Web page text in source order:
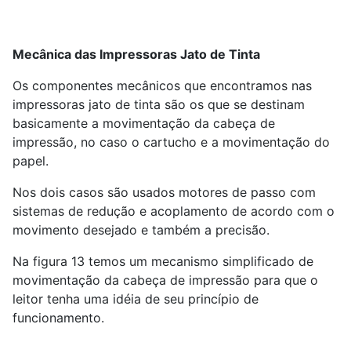
Mecânica das Impressoras Jato de Tinta
Os componentes mecânicos que encontramos nas
impressoras jato de tinta são os que se destinam
basicamente a movimentação da cabeça de
impressão, no caso o cartucho e a movimentação do
papel.
Nos dois casos são usados motores de passo com
sistemas de redução e acoplamento de acordo com o
movimento desejado e também a precisão.
Na figura 13 temos um mecanismo simplificado de
movimentação da cabeça de impressão para que o
leitor tenha uma idéia de seu princípio de
funcionamento.